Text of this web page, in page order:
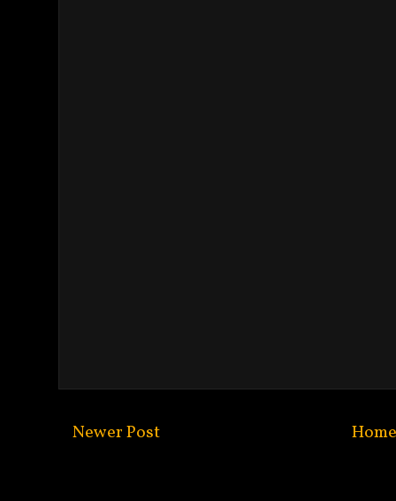
Newer Post Home